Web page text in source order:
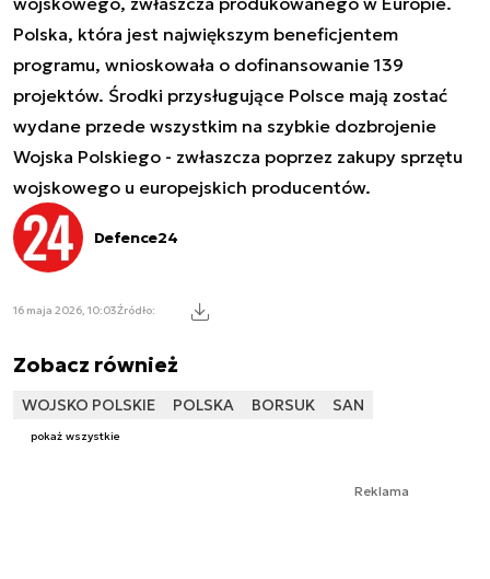
Polska, która jest największym beneficjentem
programu, wnioskowała o dofinansowanie 139
projektów. Środki przysługujące Polsce mają zostać
wydane przede wszystkim na szybkie dozbrojenie
Wojska Polskiego - zwłaszcza poprzez zakupy sprzętu
wojskowego u europejskich producentów.
Defence24
16 maja 2026, 10:03Źródło:
Zobacz również
WOJSKO POLSKIE POLSKA BORSUK SAN
pokaż wszystkie
Reklama